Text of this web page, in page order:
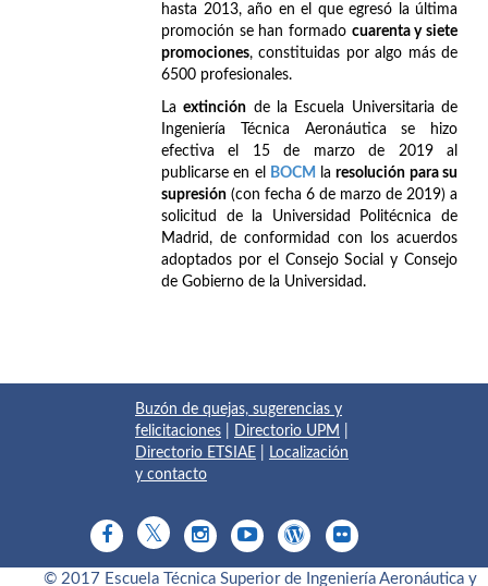
hasta 2013, año en el que egresó la última
promoción se han formado cuarenta y siete
promociones, constituidas por algo más de
6500 profesionales.
Laextinción de la Escuela Universitaria de
Ingeniería Técnica Aeronáutica se hizo
efectiva el 15 de marzo de 2019 al
publicarse en el
BOCM laresolución para su
supresión (con fecha 6 de marzo de 2019) a
solicitud de la Universidad Politécnica de
Madrid, de conformidad con los acuerdos
adoptados por el Consejo Social y Consejo
de Gobierno de la Universidad.
Buzón de quejas, sugerencias y
felicitaciones
Directorio UPM
Directorio ETSIAE
Localización
y contacto
© 2017 Escuela Técnica Superior de Ingeniería Aeronáutica y